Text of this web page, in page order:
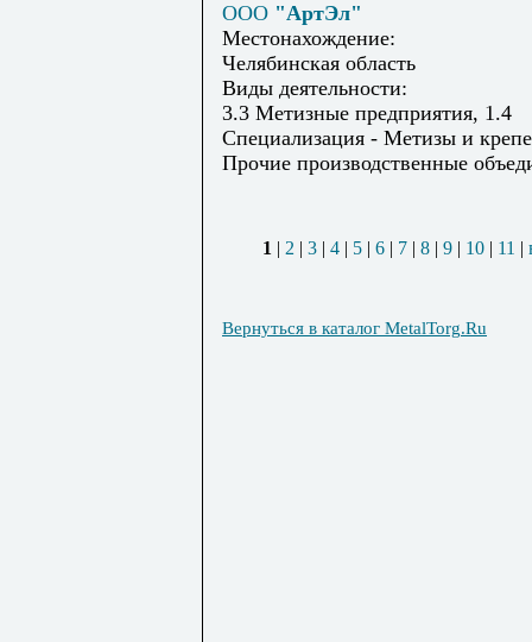
ООО "АртЭл"
Местонахождение:
Челябинская область
Виды деятельности:
3.3 Метизные предприятия, 1.4
Специализация - Метизы и
Прочие производственные
1 | 2 | 3| 4| 5| 6| 7| 8| 9| 10| 11 |
Вернуться в каталог MetalTorg.Ru